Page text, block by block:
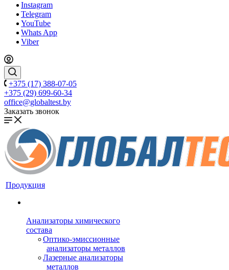
Instagram
Telegram
YouTube
Whats App
Viber
+375 (17) 388-07-05
+375 (29) 699-60-34
office@globaltest.by
Заказать звонок
Продукция
Анализаторы химического
состава
Оптико-эмиссионные
анализаторы металлов
Лазерные анализаторы
металлов